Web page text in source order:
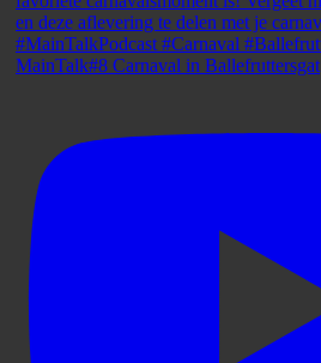
MainTalk#8 Carnaval in Ballefruttersgat